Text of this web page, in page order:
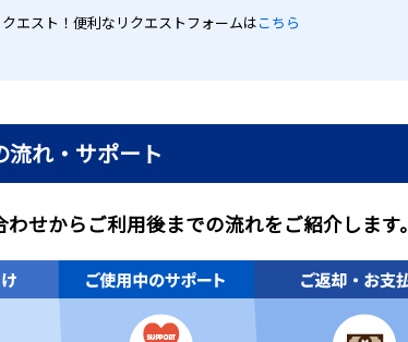
エスト！便利なリクエストフォームはこちら
流れ・サポート
せからご利用後までの流れをご紹介します。